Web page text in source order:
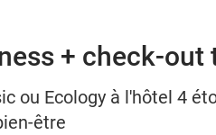
+ check-out
ou Ecology à l'hôtel 4
être